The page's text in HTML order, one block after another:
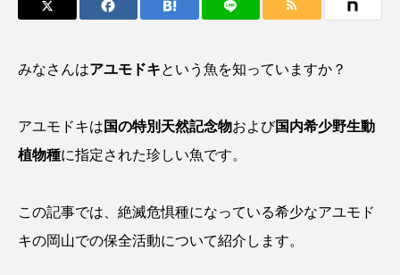
アイナメ アオウオ アオザメ
アオリイカ アカアジ アカカサゴ
アカクラゲ アカザ アカハタ
アカムツ アカメ アクアリウム
アサヒガニ アザアシ アシカ
みなさんはアユモドキという魚を知っていますか？
アユモドキは 国の特別天然記念物および国内希少野生動
植物種に指定された珍しい魚です。
この記事では、絶滅危惧種になっている希少なアユモド
キの岡山での保全活動について紹介します。